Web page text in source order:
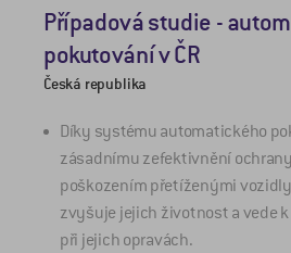
Případová studie -
pokutování v ČR
Česká republika
Díky systému automatického
zásadnímu zefektivnění
poškozením přetíženými
zvyšuje jejich životnost a vede
při jejich opravách.